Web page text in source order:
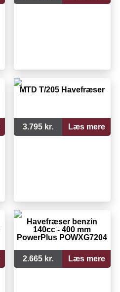
MTD T/205 Havefræser
3.795 kr. Læs mere
Havefræser benzin
140cc - 400 mm
PowerPlus POWXG7204
2.665 kr. Læs mere